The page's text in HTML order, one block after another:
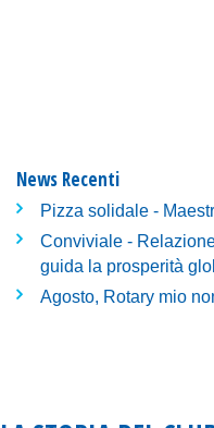
News Recenti
Pizza solidale -
Conviviale -
guida la prosperità
Agosto, Rotary mio